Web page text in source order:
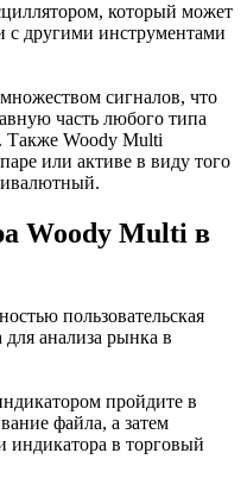
который может
с другими инструментами
сигналов, что
часть любого типа
Также Woody Multi
или активе в виду того
Woody Multi в
пользовательская
для анализа рынка в
пройдите в
файла, а затем
индикатора в торговый